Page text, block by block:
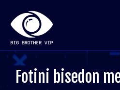
Fotini bisedon